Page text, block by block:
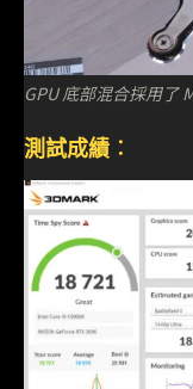
GPU 底部混合採用了
測試成績︰